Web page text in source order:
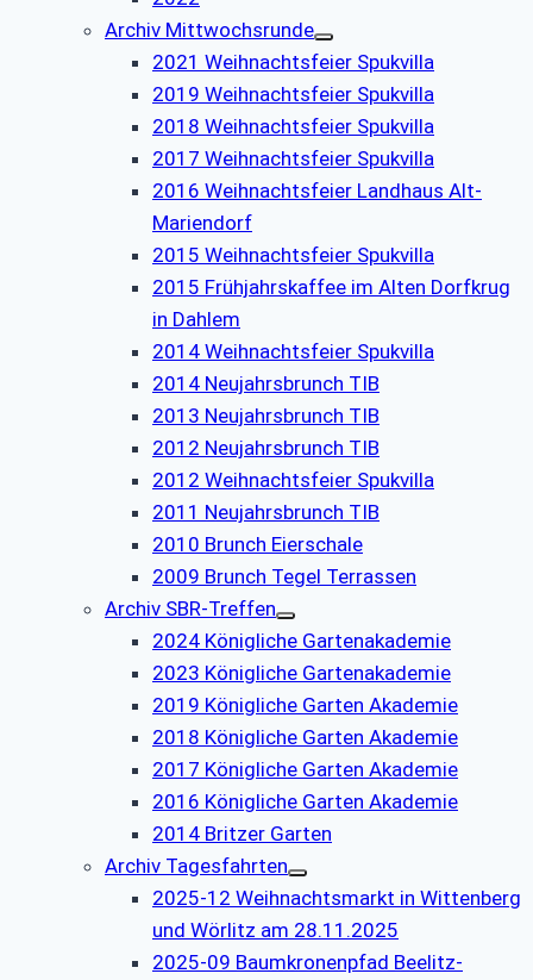
Archiv Mittwochsrunde
2021 Weihnachtsfeier Spukvilla
2019 Weihnachtsfeier Spukvilla
2018 Weihnachtsfeier Spukvilla
2017 Weihnachtsfeier Spukvilla
2016 Weihnachtsfeier Landhaus Alt-
Mariendorf
2015 Weihnachtsfeier Spukvilla
2015 Frühjahrskaffee im Alten Dorfkrug
in Dahlem
2014 Weihnachtsfeier Spukvilla
2014 Neujahrsbrunch TIB
2013 Neujahrsbrunch TIB
2012 Neujahrsbrunch TIB
2012 Weihnachtsfeier Spukvilla
2011 Neujahrsbrunch TIB
2010 Brunch Eierschale
2009 Brunch Tegel Terrassen
Archiv SBR-Treffen
2024 Königliche Gartenakademie
2023 Königliche Gartenakademie
2019 Königliche Garten Akademie
2018 Königliche Garten Akademie
2017 Königliche Garten Akademie
2016 Königliche Garten Akademie
2014 Britzer Garten
Archiv Tagesfahrten
2025-12 Weihnachtsmarkt in Wittenberg
und Wörlitz am 28.11.2025
2025-09 Baumkronenpfad Beelitz-